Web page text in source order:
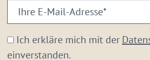
Ihre
E-
Mail-
Adresse:
Ich erkläre mich mit der
einverstanden.